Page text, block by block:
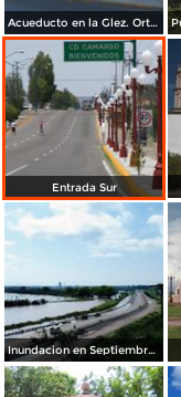
Acueducto en la Glez. Ortega
Entrada Sur
Inundacion en Septiembre del 2008